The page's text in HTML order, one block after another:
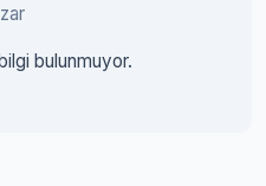
bulunmuyor.